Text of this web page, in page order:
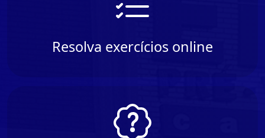
Resolva exercícios online